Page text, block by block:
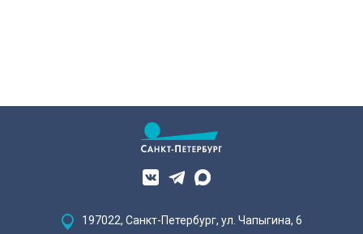
197022, Санкт-Петербург, ул. Чапыгина, 6